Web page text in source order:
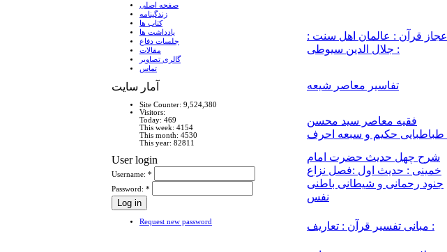
صفحه اصلی
زندگینامه
کتاب ها
يادداشت ها
جلسات دفاع
مقالات
گالری تصاویر
تماس
آمار سايت
Site Counter: 9,524,380
Visitors:
Today: 469
This week: 4154
This month: 4530
This year: 82811
User login
Username: *
Password: *
Request new password
اعجاز قرآن : عالمان اهل سنت :
جلال الدین سیوطی :
تفاسیر معاصر شیعه
فقيه معاصر سيد محسن
شرح چهل حدیث حضرت امام
خمینی : حدیث اول :فصل نزاع
جنود رحمانى و شيطانى باطنى
نفس‏
مبانی تفسیر قرآن : تعاریف :